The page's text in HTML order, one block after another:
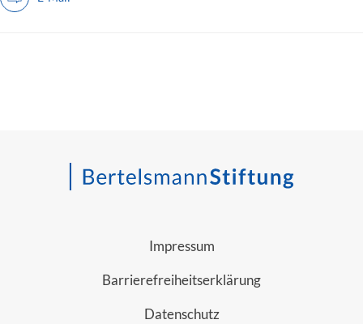
Impressum
Barrierefreiheitserklärung
Datenschutz